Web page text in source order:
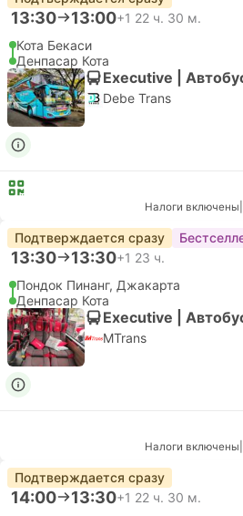
13:30 13:00+1 22 ч. 30 м.
Кота Бекаси
Денпасар Кота
Executive |
Debe Trans
Налоги включены
Подтверждается сразу
13:30 13:30+1 23 ч.
Пондок Пинанг, Джакарта
Денпасар Кота
Executive |
MTrans
Налоги включены
Подтверждается сразу
14:00 13:30+1 22 ч. 30 м.